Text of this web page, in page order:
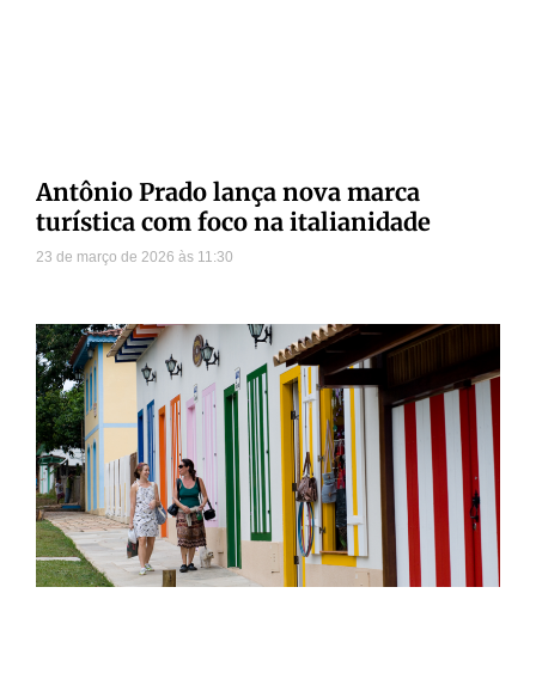
Antônio Prado lança nova marca
turística com foco na italianidade
23 de março de 2026 11:30